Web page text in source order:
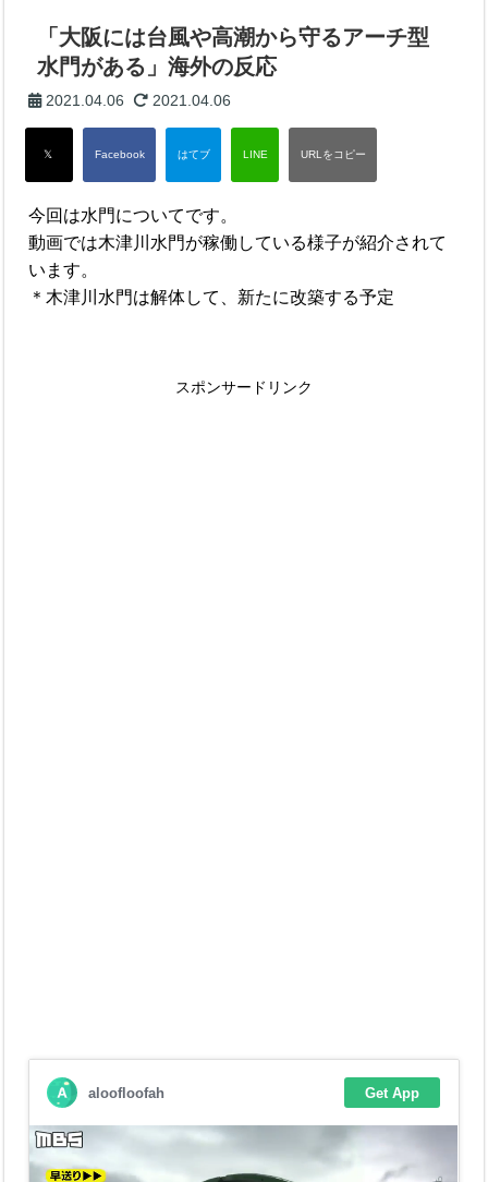
「大阪には台風や高潮から守るアーチ型
水門がある」海外の反応
2021.04.06 2021.04.06
今回は水門についてです。
動画では木津川水門が稼働している様子が紹介されて
います。
＊木津川水門は解体して、新たに改築する予定
スポンサードリンク